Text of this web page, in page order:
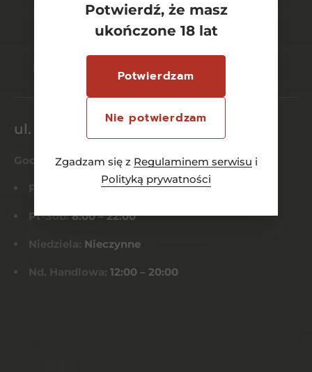
Potwierdź, że masz
ukończone 18 lat
Potwierdzam
Nie potwierdzam
Zgadzam się z Regulaminem serwisu i
Polityką prywatności
ul. Dworcowa 26/6
Godziny otwarcia
Pn-Czw: 8:00 – 21:00
Pt-Sob:8:00 – 22:00
Niedziela: Nieczynne
Nd. Handlowa: 12:00 – 20:00